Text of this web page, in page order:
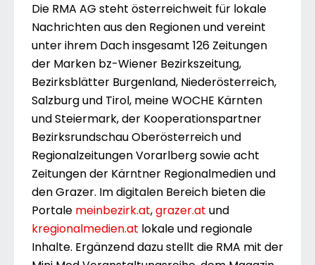
Die RMA AG steht österreichweit für lokale
Nachrichten aus den Regionen und vereint
unter ihrem Dach insgesamt 126 Zeitungen
der Marken bz-Wiener Bezirkszeitung,
Bezirksblätter Burgenland, Niederösterreich,
Salzburg und Tirol, meine WOCHE Kärnten
und Steiermark, der Kooperationspartner
Bezirksrundschau Oberösterreich und
Regionalzeitungen Vorarlberg sowie acht
Zeitungen der Kärntner Regionalmedien und
den Grazer. Im digitalen Bereich bieten die
Portale meinbezirk.at,grazer.at und
kregionalmedien.at lokale und regionale
Inhalte. Ergänzend dazu stellt die RMA mit der